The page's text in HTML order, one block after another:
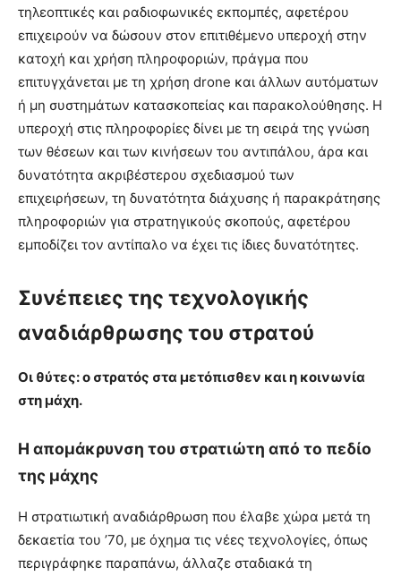
τηλεοπτικές και ραδιοφωνικές εκπομπές, αφετέρου
επιχειρούν να δώσουν στον επιτιθέμενο υπεροχή στην
κατοχή και χρήση πληροφοριών, πράγμα που
επιτυγχάνεται με τη χρήση drone και άλλων αυτόματων
ή μη συστημάτων κατασκοπείας και παρακολούθησης. Η
υπεροχή στις πληροφορίες δίνει με τη σειρά της γνώση
των θέσεων και των κινήσεων του αντιπάλου, άρα και
δυνατότητα ακριβέστερου σχεδιασμού των
επιχειρήσεων, τη δυνατότητα διάχυσης ή παρακράτησης
πληροφοριών για στρατηγικούς σκοπούς, αφετέρου
εμποδίζει τον αντίπαλο να έχει τις ίδιες δυνατότητες.
Συνέπειες της τεχνολογικής
αναδιάρθρωσης του στρατού
Οι θύτες: ο στρατός στα μετόπισθεν και η κοινωνία
στη μάχη.
Η απομάκρυνση του στρατιώτη από το πεδίο
της μάχης
Η στρατιωτική αναδιάρθρωση που έλαβε χώρα μετά τη
δεκαετία του ’70, με όχημα τις νέες τεχνολογίες, όπως
περιγράφηκε παραπάνω, άλλαζε σταδιακά τη